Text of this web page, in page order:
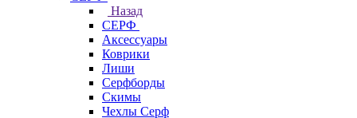
Назад
СЕРФ
Аксессуары
Коврики
Лиши
Серфборды
Скимы
Чехлы Cерф